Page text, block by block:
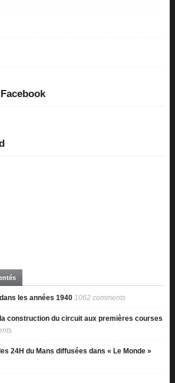
les années 1940 1062 comments
construction du circuit aux premières courses
24H du Mans diffusées dans « Le Monde »